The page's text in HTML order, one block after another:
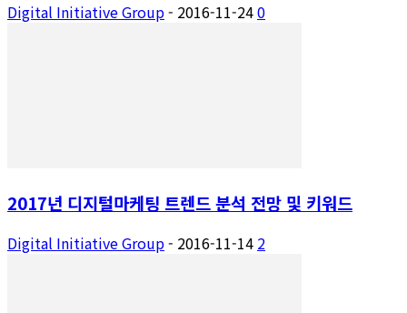
Digital Initiative Group- 2016-11-240
2017년 디지털마케팅 트렌드 분석 전망 및 키워드
Digital Initiative Group- 2016-11-14 2